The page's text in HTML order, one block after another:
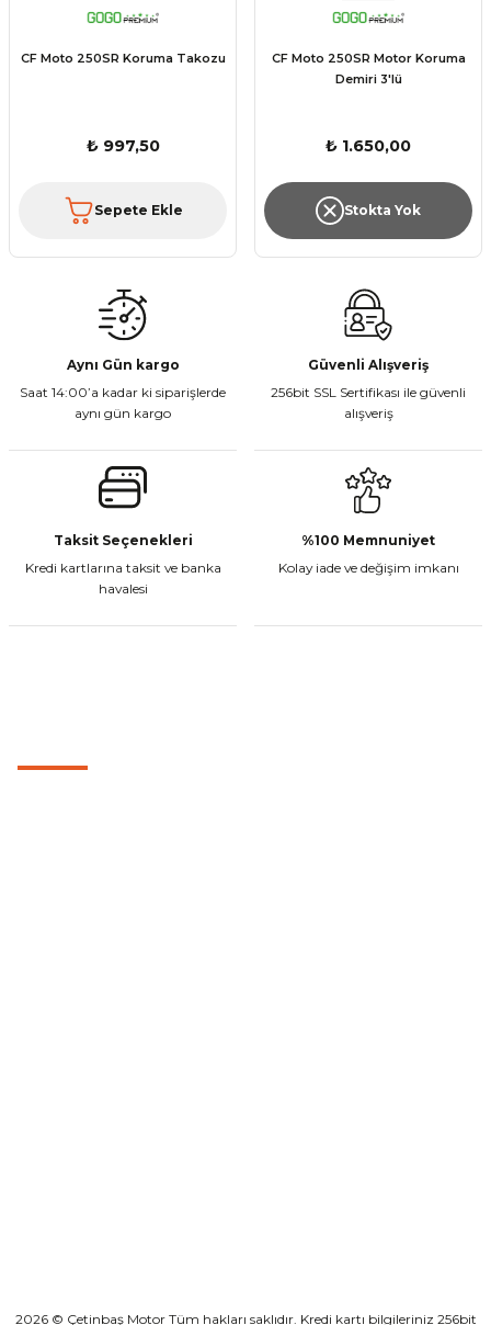
CF Moto 250SR Koruma Takozu
₺ 997,50
Sepete Ekle
CF Moto 250SR Motor Koruma
Demiri 3'lü
₺ 1.650,00
Stokta Yok
Aynı Gün kargo
Saat 14:00’a kadar ki siparişlerde
aynı gün kargo
Güvenli Alışveriş
256bit SSL Sertifikası ile güvenli
alışveriş
Taksit Seçenekleri
Kredi kartlarına taksit ve banka
havalesi
%100 Memnuniyet
Kolay iade ve değişim imkanı
2026 © Çetinbaş Motor Tüm hakları saklıdır. Kredi kartı bilgileriniz 256bit